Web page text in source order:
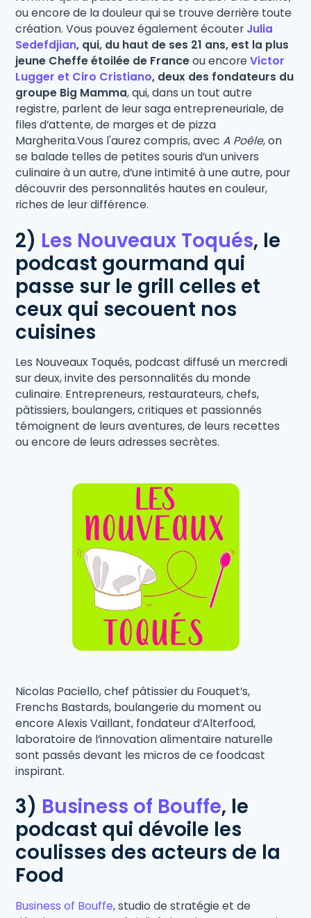
ou encore de la douleur qui se trouve derrière toute
création. Vous pouvez également écouter Julia
Sedefdjian, qui, du haut de ses 21 ans, est la plus
jeune Cheffe étoilée de Franceou encoreVictor
Lugger et Ciro Cristiano, deux des fondateurs du
groupe Big Mamma, qui, dans un tout autre
registre, parlent de leur saga entrepreneuriale, de
files d’attente, de marges et de pizza
Margherita.Vous l'aurez compris, avecA Poêle, on
se balade telles de petites souris d’un univers
culinaire à un autre, d’une intimité à une autre, pour
découvrir des personnalités hautes en couleur,
riches de leur différence.
2) Les Nouveaux Toqués, le
podcast gourmand qui
passe sur le grill celles et
ceux qui secouent nos
cuisines
Les Nouveaux Toqués, podcast diffusé un mercredi
sur deux, invite des personnalités du monde
culinaire. Entrepreneurs, restaurateurs, chefs,
pâtissiers, boulangers, critiques et passionnés
témoignent de leurs aventures, de leurs recettes
ou encore de leurs adresses secrètes.
Nicolas Paciello, chef pâtissier du Fouquet’s,
Frenchs Bastards, boulangerie du moment ou
encore Alexis Vaillant, fondateur d’Alterfood,
laboratoire de l’innovation alimentaire naturelle
sont passés devant les micros de ce foodcast
inspirant.
3) Business of Bouffe, le
podcast qui dévoile les
coulisses des acteurs de la
Food
Business of Bouffe, studio de stratégie et de